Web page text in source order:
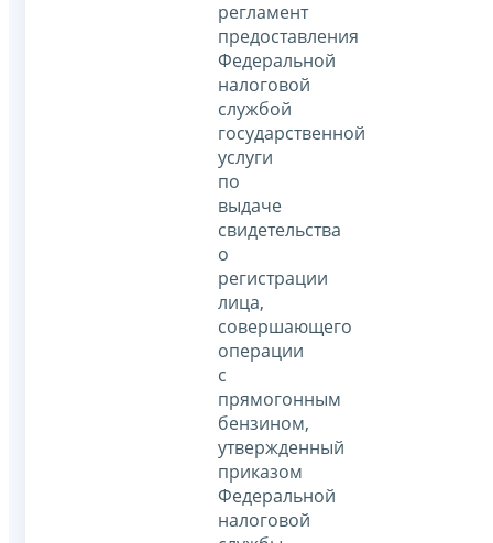
регламент
предоставления
Федеральной
налоговой
службой
государственной
услуги
по
выдаче
свидетельства
о
регистрации
лица,
совершающего
операции
с
прямогонным
бензином,
утвержденный
приказом
Федеральной
налоговой